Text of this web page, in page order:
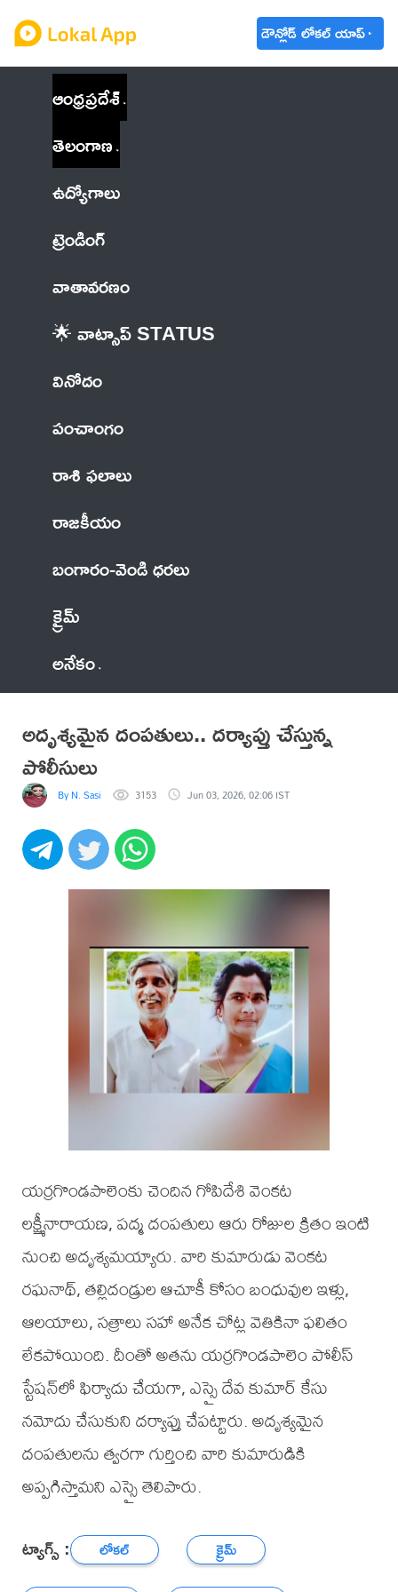
డౌన్లోడ్ లోకల్ యాప్
ఆంధ్రప్రదేశ్
తెలంగాణ
ఉద్యోగాలు
ట్రెండింగ్
వాతావరణం
🌟 వాట్సాప్ STATUS
వినోదం
పంచాంగం
రాశి ఫలాలు
రాజకీయం
బంగారం-వెండి ధరలు
క్రైమ్
అనేకం
అదృశ్యమైన దంపతులు.. దర్యాప్తు చేస్తున్న
పోలీసులు
By N. Sasi 3153 Jun 03, 2026, 02:06 IST
యర్రగొండపాలెంకు చెందిన గోపిదేశి వెంకట
లక్ష్మీనారాయణ, పద్మ దంపతులు ఆరు రోజుల క్రితం ఇంటి
నుంచి అదృశ్యమయ్యారు. వారి కుమారుడు వెంకట
రఘనాథ్, తల్లిదండ్రుల ఆచూకీ కోసం బంధువుల ఇళ్లు,
ఆలయాలు, సత్రాలు సహా అనేక చోట్ల వెతికినా ఫలితం
లేకపోయింది. దీంతో అతను యర్రగొండపాలెం పోలీస్
స్టేషన్‌లో ఫిర్యాదు చేయగా, ఎస్సై దేవ కుమార్ కేసు
నమోదు చేసుకుని దర్యాప్తు చేపట్టారు. అదృశ్యమైన
దంపతులను త్వరగా గుర్తించి వారి కుమారుడికి
అప్పగిస్తామని ఎస్సై తెలిపారు.
ట్యాగ్స్ : లోకల్
క్రైమ్